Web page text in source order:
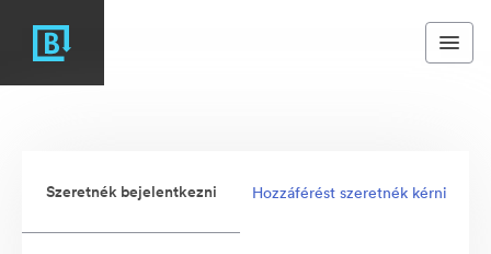
Szeretnék bejelentkezni Hozzáférést szeretnék kérni